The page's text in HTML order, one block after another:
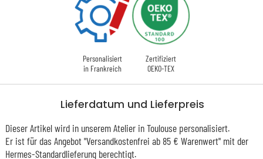
Personalisiert
in Frankreich
Zertifiziert
OEKO-TEX
Lieferdatum und Lieferpreis
Dieser Artikel wird in unserem Atelier in Toulouse personalisiert.
Er ist für das Angebot "Versandkostenfrei ab 85 € Warenwert" mit der
Hermes-Standardlieferung berechtigt.